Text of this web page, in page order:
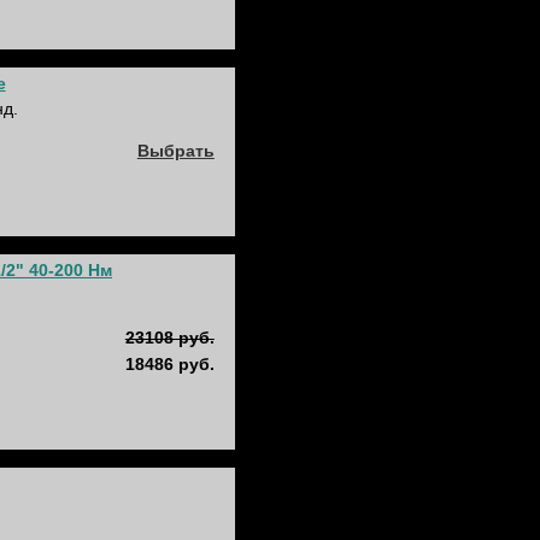
Выбрать
2" 40-200 Нм
23108 руб.
18486 руб.